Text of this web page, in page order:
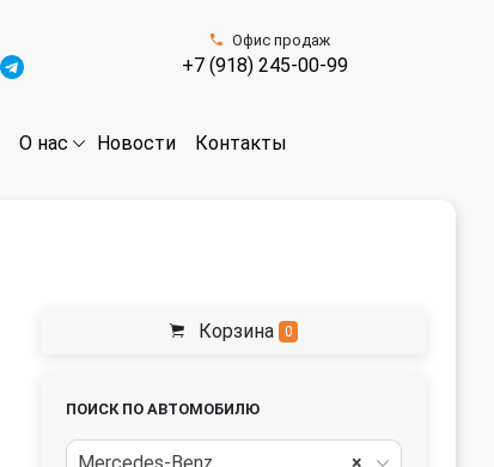
Офис продаж
+7 (918) 245-00-99
О нас Новости Контакты
Корзина 0
ПОИСК ПО АВТОМОБИЛЮ